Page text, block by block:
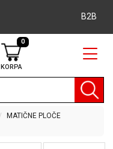
B2B
KORPA
0
MATIČNE PLOČE